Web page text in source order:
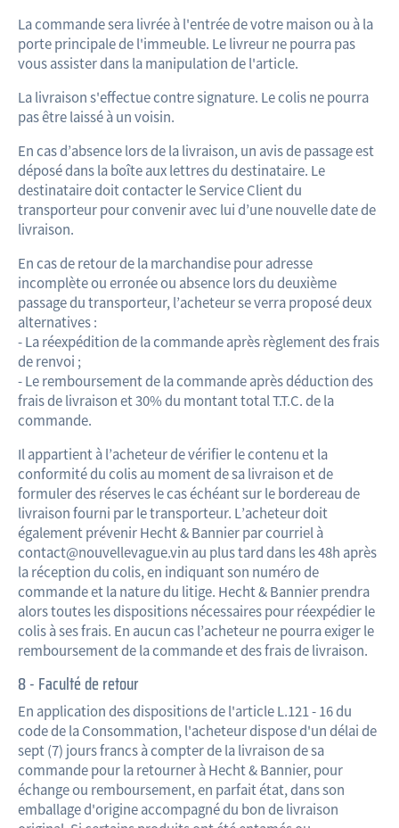
La commande sera livrée à l'entrée de votre maison ou à la
porte principale de l'immeuble. Le livreur ne pourra pas
vous assister dans la manipulation de l'article.
La livraison s'effectue contre signature. Le colis ne pourra
pas être laissé à un voisin.
En cas d’absence lors de la livraison, un avis de passage est
déposé dans la boîte aux lettres du destinataire. Le
destinataire doit contacter le Service Client du
transporteur pour convenir avec lui d’une nouvelle date de
livraison.
En cas de retour de la marchandise pour adresse
incomplète ou erronée ou absence lors du deuxième
passage du transporteur, l’acheteur se verra proposé deux
alternatives :
- La réexpédition de la commande après règlement des frais
de renvoi ;
- Le remboursement de la commande après déduction des
frais de livraison et 30% du montant total T.T.C. de la
commande.
Il appartient à l’acheteur de vérifier le contenu et la
conformité du colis au moment de sa livraison et de
formuler des réserves le cas échéant sur le bordereau de
livraison fourni par le transporteur. L’acheteur doit
également prévenir Hecht & Bannier par courriel à
contact@nouvellevague.vin au plus tard dans les 48h après
la réception du colis, en indiquant son numéro de
commande et la nature du litige. Hecht & Bannier prendra
alors toutes les dispositions nécessaires pour réexpédier le
colis à ses frais. En aucun cas l’acheteur ne pourra exiger le
remboursement de la commande et des frais de livraison.
8 - Faculté de retour
En application des dispositions de l'article L.121 - 16 du
code de la Consommation, l'acheteur dispose d'un délai de
sept (7) jours francs à compter de la livraison de sa
commande pour la retourner à Hecht & Bannier, pour
échange ou remboursement, en parfait état, dans son
emballage d'origine accompagné du bon de livraison